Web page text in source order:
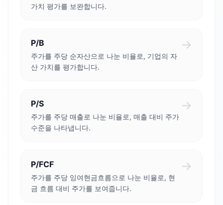
가치 평가를 보완합니다.
P/B
주가를 주당 순자산으로 나눈 비율로, 기업의 자
산 가치를 평가합니다.
→
P/S
주가를 주당 매출로 나눈 비율로, 매출 대비 주가
수준을 나타냅니다.
→
P/FCF
주가를 주당 잉여현금흐름으로 나눈 비율로, 현
금 흐름 대비 주가를 보여줍니다.
→